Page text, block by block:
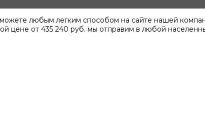
любым легким способом на сайте нашей
цене от 435 240 руб. мы отправим в любой